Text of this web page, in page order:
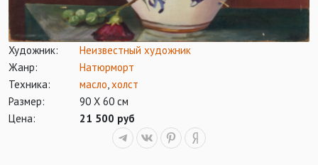
Художник:
Неизвестный художник
Жанр:
Натюрморт
Техника:
масло холст
Размер:
90 Х 60 см
Цена:
21 500 руб